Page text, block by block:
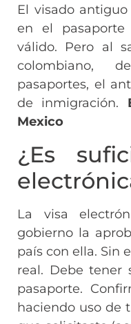
El visado
en el
válido. Pero al
colombiano,
pasaportes, el
de inmigración.
Mexico
¿Es
La visa
gobierno la
país con ella. Sin
real. Debe tener
pasaporte.
haciendo uso de